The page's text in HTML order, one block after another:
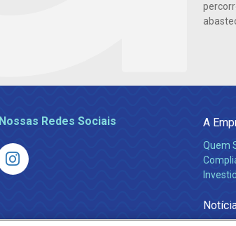
Nossas Redes Sociais A
Quem